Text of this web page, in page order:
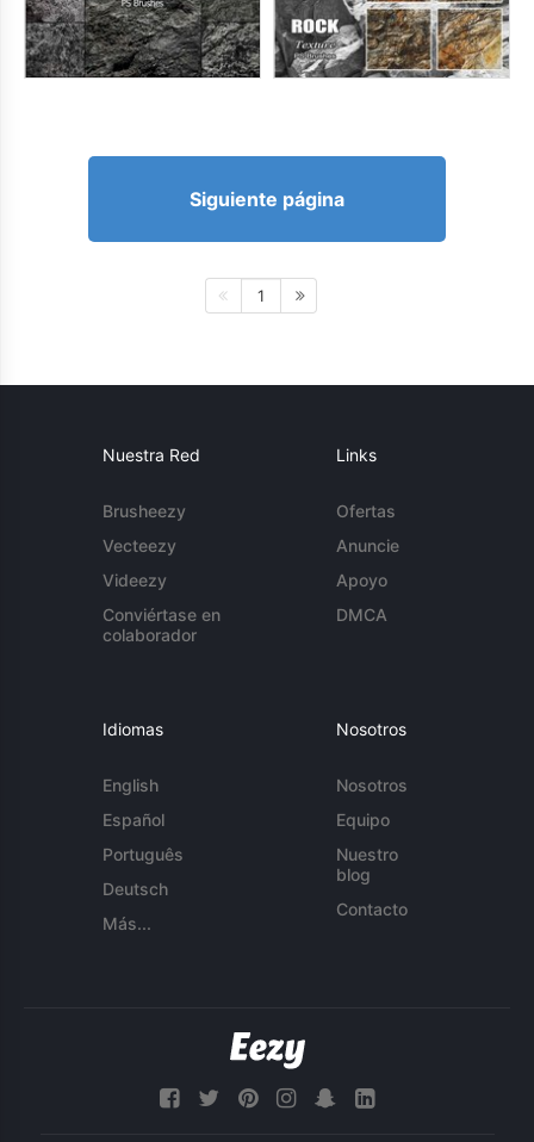
Siguiente página
1
Nuestra Red
Brusheezy
Vecteezy
Videezy
Conviértase en
colaborador
Links
Ofertas
Anuncie
Apoyo
DMCA
Idiomas
English
Español
Português
Deutsch
Más...
Nosotros
Nosotros
Equipo
Nuestro
blog
Contacto